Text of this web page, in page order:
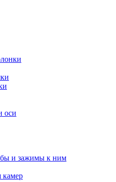
оси
и зажимы к ним
камер